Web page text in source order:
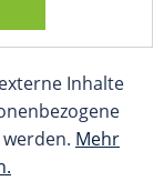
Inhalte
Mehr